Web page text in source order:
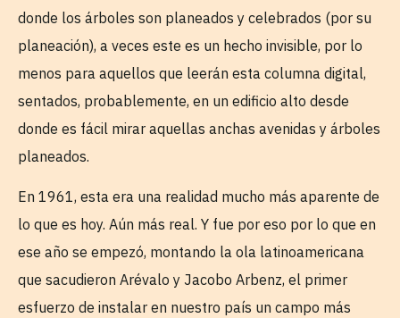
donde los árboles son planeados y celebrados (por su
planeación), a veces este es un hecho invisible, por lo
menos para aquellos que leerán esta columna digital,
sentados, probablemente, en un edificio alto desde
donde es fácil mirar aquellas anchas avenidas y árboles
planeados.
En 1961, esta era una realidad mucho más aparente de
lo que es hoy. Aún más real. Y fue por eso por lo que en
ese año se empezó, montando la ola latinoamericana
que sacudieron Arévalo y Jacobo Arbenz, el primer
esfuerzo de instalar en nuestro país un campo más